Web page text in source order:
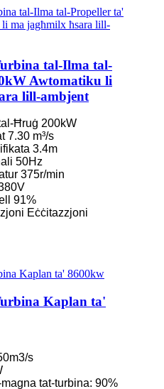
tal-Ilma tal-
Awtomatiku li
lill-ambjent
Ħruġ 200kW
7.30 m³/s
3.4m
50Hz
375r/min
91%
Eċċitazzjoni
Kaplan ta'
s
tat-turbina: 90%